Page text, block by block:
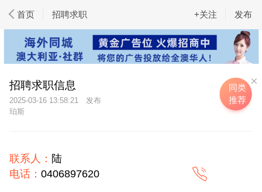
首页 招聘求职 发布
+关注
招聘求职信息
2025-03-16 13:58:21
珀斯
联系人： 陆
电话： 0406897620
同类
推荐